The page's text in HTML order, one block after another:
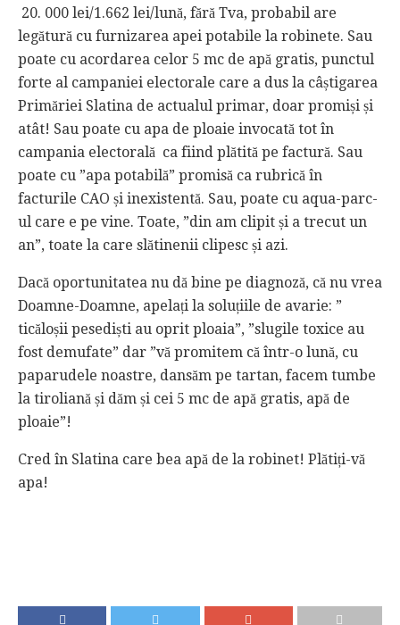
20. 000 lei/1.662 lei/lună, fără Tva, probabil are
legătură cu furnizarea apei potabile la robinete. Sau
poate cu acordarea celor 5 mc de apă gratis, punctul
forte al campaniei electorale care a dus la câștigarea
Primăriei Slatina de actualul primar, doar promiși și
atât! Sau poate cu apa de ploaie invocată tot în
campania electorală ca fiind plătită pe factură. Sau
poate cu ”apa potabilă” promisă ca rubrică în
facturile CAO și inexistentă. Sau, poate cu aqua-parc-
ul care e pe vine. Toate, ”din am clipit și a trecut un
an”, toate la care slătinenii clipesc și azi.
Dacă oportunitatea nu dă bine pe diagnoză, că nu vrea
Doamne-Doamne, apelați la soluțiile de avarie: ”
ticăloșii pesediști au oprit ploaia”, ”slugile toxice au
fost demufate” dar ”vă promitem că într-o lună, cu
paparudele noastre, dansăm pe tartan, facem tumbe
la tiroliană și dăm și cei 5 mc de apă gratis, apă de
ploaie”!
Cred în Slatina care bea apă de la robinet! Plătiți-vă
apa!